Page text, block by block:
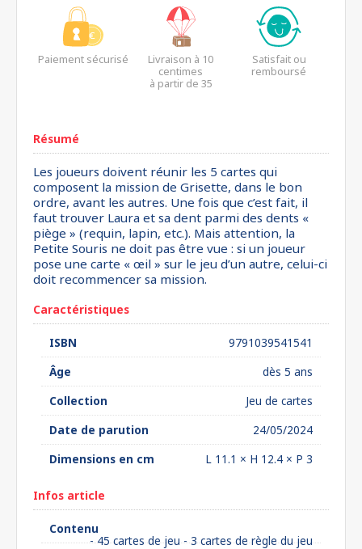
Paiement sécurisé
Livraison à 10
centimes
à partir de 35
Satisfait ou
remboursé
Résumé
Les joueurs doivent réunir les 5 cartes qui
composent la mission de Grisette, dans le bon
ordre, avant les autres. Une fois que c’est fait, il
faut trouver Laura et sa dent parmi des dents «
piège » (requin, lapin, etc.). Mais attention, la
Petite Souris ne doit pas être vue : si un joueur
pose une carte « œil » sur le jeu d’un autre, celui-ci
doit recommencer sa mission.
Caractéristiques
ISBN
9791039541541
Âge
dès 5 ans
Collection
Jeu de cartes
Date de parution
24/05/2024
Dimensions en cm
L 11.1 × H 12.4 × P 3
Infos article
Contenu
- 45 cartes de jeu - 3 cartes de règle du jeu